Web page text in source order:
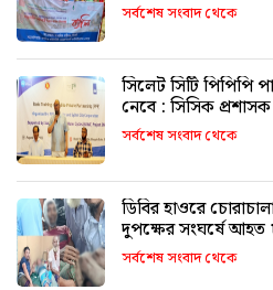
সর্বশেষ সংবাদ থেকে
সিলেট সিটি পিপিপি
নেবে : সিসিক প্রশাসক
সর্বশেষ সংবাদ থেকে
ডিবির হাওরে
দুপক্ষের সংঘর্ষে আহত
সর্বশেষ সংবাদ থেকে